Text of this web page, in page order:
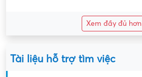
Xem đầy đủ hơn
Tài liệu hỗ trợ tìm việc